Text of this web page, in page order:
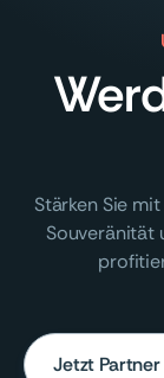
Stärken Sie
Souveränität
Jetzt